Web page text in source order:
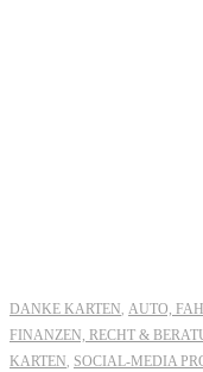
DANKE KARTEN, AUTO,
FINANZEN, RECHT &
KARTEN, SOCIAL-MEDIA